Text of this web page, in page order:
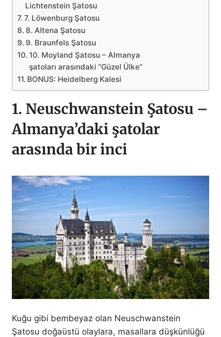
Lichtenstein Şatosu
7. Löwenburg Şatosu
8. Altena Şatosu
9. Braunfels Şatosu
10. Moyland Şatosu – Almanya
şatoları arasındaki “Güzel Ülke”
BONUS: Heidelberg Kalesi
1. Neuschwanstein Şatosu –
Almanya’daki şatolar
arasında bir inci
Kuğu gibi bembeyaz olan Neuschwanstein
Şatosu doğaüstü olaylara, masallara düşkünlüğü